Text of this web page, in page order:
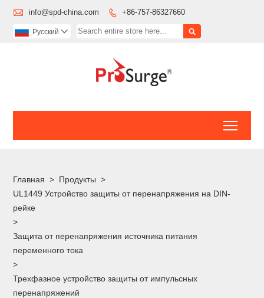
 info@spd-china.com  +86-757-86327660

Pусский 
Главная > Продукты >
UL1449 Устройство защиты от перенапряжения на DIN-
рейке
>
Защита от перенапряжения источника питания
переменного тока
>
Трехфазное устройство защиты от импульсных
перенапряжений